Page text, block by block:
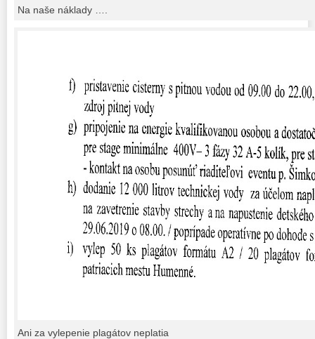
Na naše náklady ….
Ani za vylepenie plagátov neplatia